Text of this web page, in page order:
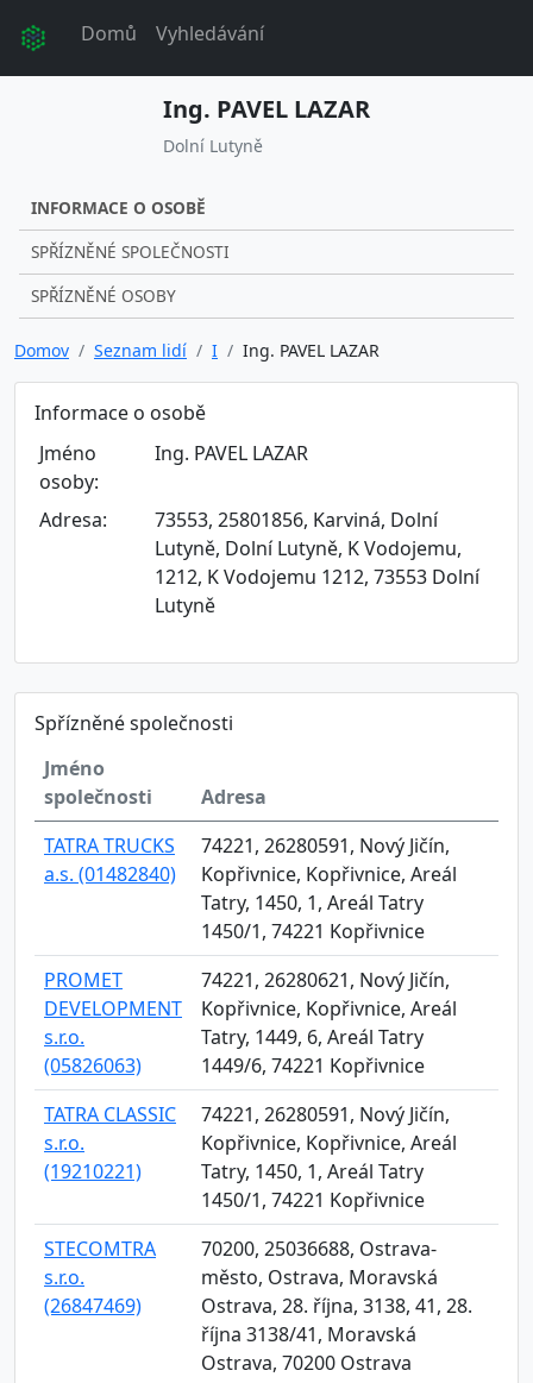
Domů Vyhledávání
Ing. PAVEL LAZAR
Dolní Lutyně
INFORMACE O OSOBĚ
SPŘÍZNĚNÉ SPOLEČNOSTI
SPŘÍZNĚNÉ OSOBY
Domov Seznam lidí I Ing. PAVEL LAZAR
Informace o osobě
Jméno
osoby:
Ing. PAVEL LAZAR
Adresa:
73553, 25801856, Karviná, Dolní
Lutyně, Dolní Lutyně, K Vodojemu,
1212, K Vodojemu 1212, 73553 Dolní
Lutyně
Spřízněné společnosti
Jméno
společnosti
Adresa
TATRA TRUCKS
a.s. (01482840)
74221, 26280591, Nový Jičín,
Kopřivnice, Kopřivnice, Areál
Tatry, 1450, 1, Areál Tatry
1450/1, 74221 Kopřivnice
PROMET
DEVELOPMENT
s.r.o.
(05826063)
74221, 26280621, Nový Jičín,
Kopřivnice, Kopřivnice, Areál
Tatry, 1449, 6, Areál Tatry
1449/6, 74221 Kopřivnice
TATRA CLASSIC
s.r.o.
(19210221)
74221, 26280591, Nový Jičín,
Kopřivnice, Kopřivnice, Areál
Tatry, 1450, 1, Areál Tatry
1450/1, 74221 Kopřivnice
STECOMTRA
s.r.o.
(26847469)
70200, 25036688, Ostrava-
město, Ostrava, Moravská
Ostrava, 28. října, 3138, 41, 28.
října 3138/41, Moravská
Ostrava, 70200 Ostrava